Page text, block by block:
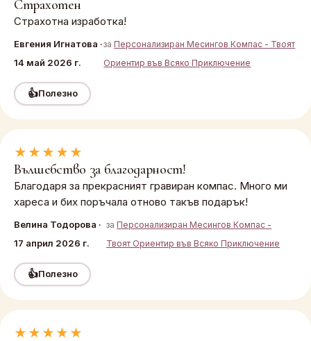
Страхотен
Страхотна изработка!
Евгения Игнатова ·
14 май 2026 г.
за Персонализиран Месингов Компас - Твоят
Ориентир във Всяко Приключение
👍Полезно
★★★★★
Вълшебство за благодарност!
Благодаря за прекрасният гравиран компас. Много ми
хареса и бих поръчала отново такъв подарък!
Велина Тодорова ·
17 април 2026 г.
за Персонализиран Месингов Компас -
Твоят Ориентир във Всяко Приключение
👍Полезно
★★★★★